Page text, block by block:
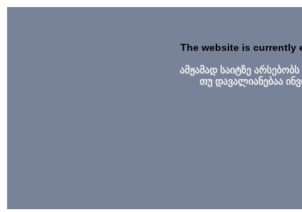
The website is currently
ამჟამად საიტზე
თუ დავალიანებაა